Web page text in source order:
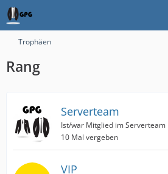
Trophäen
Rang
Serverteam
Ist/war Mitglied im Serverteam
10 Mal vergeben
VIP